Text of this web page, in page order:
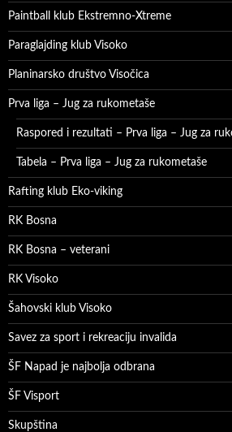
Paintball klub Ekstremno-Xtreme
Paraglajding klub Visoko
Planinarsko društvo Visočica
Prva liga – Jug za rukometaše
Raspored i rezultati – Prva liga – Jug za
Tabela – Prva liga – Jug za rukometaše
Rafting klub Eko-viking
RK Bosna
RK Bosna – veterani
RK Visoko
Šahovski klub Visoko
Savez za sport i rekreaciju invalida
ŠF Napad je najbolja odbrana
ŠF Visport
Skupština